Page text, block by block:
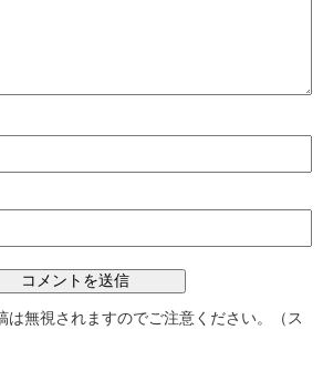
は無視されますのでご注意ください。（ス